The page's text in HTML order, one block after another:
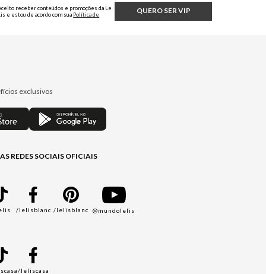
QUERO SER VIP
receber conteúdos e promoções da Le
e estou de acordo com sua Política de
exclusivos
REDES SOCIAIS OFICIAIS
/lelisblanc /lelisblanc @mundolelis
/leliscasa